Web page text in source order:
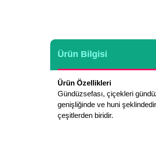
Ürün Bilgisi
Ürün Özellikleri
Gündüzsefası, çiçekleri
genişliğinde ve huni
çeşitlerden biridir.